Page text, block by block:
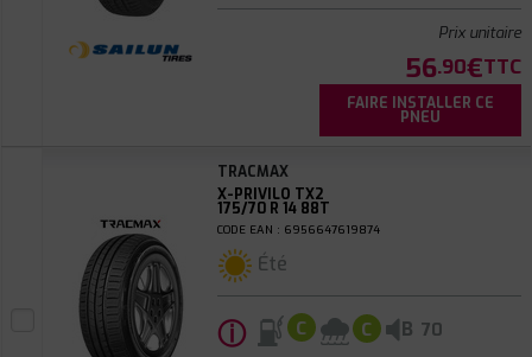
Prix unitaire
56.90€TTC
FAIRE INSTALLER CE
PNEU
TRACMAX
X-PRIVILO TX2
175/70 R 14 88T
CODE EAN : 6956647619874
Été
ⓘ C C B 70